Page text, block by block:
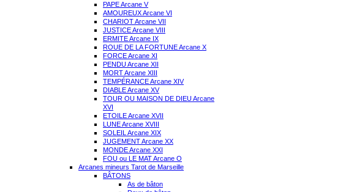
PAPE Arcane V
AMOUREUX Arcane VI
CHARIOT Arcane VII
JUSTICE Arcane VIII
ERMITE Arcane IX
ROUE DE LA FORTUNE Arcane X
FORCE Arcane XI
PENDU Arcane XII
MORT Arcane XIII
TEMPÉRANCE Arcane XIV
DIABLE Arcane XV
TOUR OU MAISON DE DIEU Arcane
XVI
ETOILE Arcane XVII
LUNE Arcane XVIII
SOLEIL Arcane XIX
JUGEMENT Arcane XX
MONDE Arcane XXI
FOU ou LE MAT Arcane O
Arcanes mineurs Tarot de Marseille
BÂTONS
As de bâton